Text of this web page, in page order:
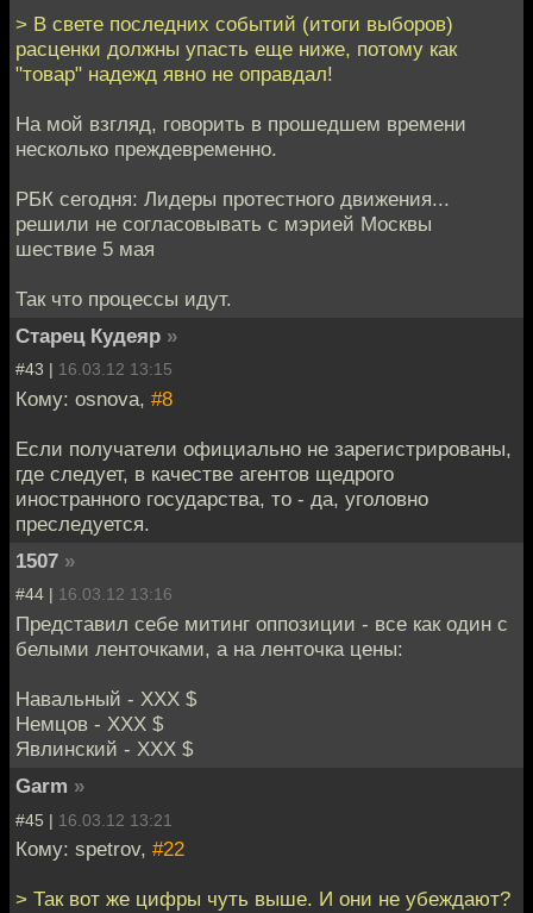
> В свете последних событий (итоги выборов)
расценки должны упасть еще ниже, потому как
"товар" надежд явно не оправдал!
На мой взгляд, говорить в прошедшем времени
несколько преждевременно.
РБК сегодня: Лидеры протестного движения...
решили не согласовывать с мэрией Москвы
шествие 5 мая
Так что процессы идут.
Старец Кудеяр »
#43 | 16.03.12 13:15
Кому: osnova, #8
Если получатели официально не зарегистрированы,
где следует, в качестве агентов щедрого
иностранного государства, то - да, уголовно
преследуется.
1507 »
#44 | 16.03.12 13:16
Представил себе митинг оппозиции - все как один с
белыми ленточками, а на ленточка цены:
Навальный - ХХХ $
Немцов - ХХХ $
Явлинский - ХХХ $
Garm »
#45 | 16.03.12 13:21
Кому: spetrov, #22
> Так вот же цифры чуть выше. И они не убеждают?